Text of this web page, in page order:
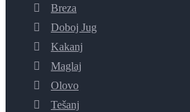
Breza
Doboj Jug
Kakanj
Maglaj
Olovo
Tešanj